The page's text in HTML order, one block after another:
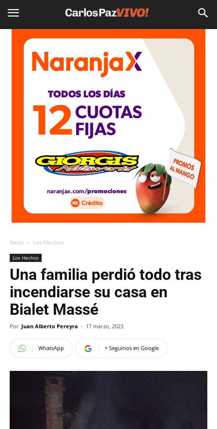
Inicio Los Hechos
Los Hechos
Una familia perdió todo tras
incendiarse su casa en
Bialet Massé
Por Juan Alberto Pereyra - 17 marzo, 2023
WhatsApp + Seguinos en Google